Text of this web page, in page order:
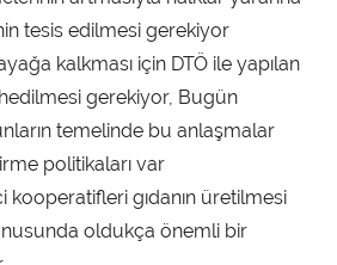
tesis edilmesi gerekiyor
kalkması için DTÖ ile yapılan
gerekiyor, Bugün
temelinde bu anlaşmalar
politikaları var
kooperatifleri gıdanın üretilmesi
oldukça önemli bir